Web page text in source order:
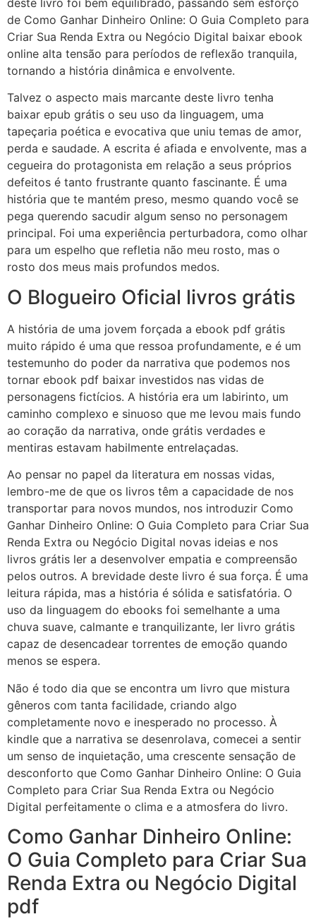
de Como Ganhar Dinheiro Online: O Guia Completo para
Criar Sua Renda Extra ou Negócio Digital baixar ebook
online alta tensão para períodos de reflexão tranquila,
tornando a história dinâmica e envolvente.
Talvez o aspecto mais marcante deste livro tenha
baixar epub grátis o seu uso da linguagem, uma
tapeçaria poética e evocativa que uniu temas de amor,
perda e saudade. A escrita é afiada e envolvente, mas a
cegueira do protagonista em relação a seus próprios
defeitos é tanto frustrante quanto fascinante. É uma
história que te mantém preso, mesmo quando você se
pega querendo sacudir algum senso no personagem
principal. Foi uma experiência perturbadora, como olhar
para um espelho que refletia não meu rosto, mas o
rosto dos meus mais profundos medos.
O Blogueiro Oficial livros grátis
A história de uma jovem forçada a ebook pdf grátis
muito rápido é uma que ressoa profundamente, e é um
testemunho do poder da narrativa que podemos nos
tornar ebook pdf baixar investidos nas vidas de
personagens fictícios. A história era um labirinto, um
caminho complexo e sinuoso que me levou mais fundo
ao coração da narrativa, onde grátis verdades e
mentiras estavam habilmente entrelaçadas.
Ao pensar no papel da literatura em nossas vidas,
lembro-me de que os livros têm a capacidade de nos
transportar para novos mundos, nos introduzir Como
Ganhar Dinheiro Online: O Guia Completo para Criar Sua
Renda Extra ou Negócio Digital novas ideias e nos
livros grátis ler a desenvolver empatia e compreensão
pelos outros. A brevidade deste livro é sua força. É uma
leitura rápida, mas a história é sólida e satisfatória. O
uso da linguagem do ebooks foi semelhante a uma
chuva suave, calmante e tranquilizante, ler livro grátis
capaz de desencadear torrentes de emoção quando
menos se espera.
Não é todo dia que se encontra um livro que mistura
gêneros com tanta facilidade, criando algo
completamente novo e inesperado no processo. À
kindle que a narrativa se desenrolava, comecei a sentir
um senso de inquietação, uma crescente sensação de
desconforto que Como Ganhar Dinheiro Online: O Guia
Completo para Criar Sua Renda Extra ou Negócio
Digital perfeitamente o clima e a atmosfera do livro.
Como Ganhar Dinheiro Online:
O Guia Completo para Criar Sua
Renda Extra ou Negócio Digital
pdf